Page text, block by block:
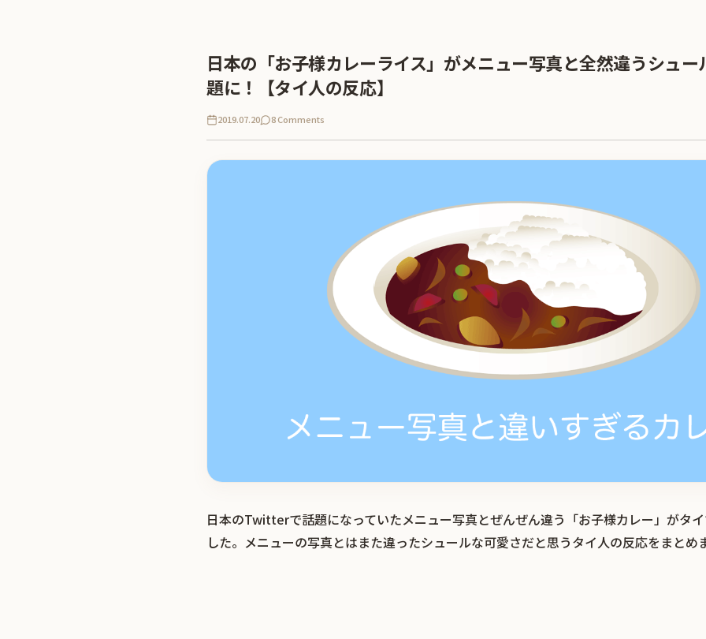
日本の「お子様カレーライス」がメニュー写真と全然違うシュ
題に！【タイ人の反応】
2019.07.20 8 Comments
日本のTwitterで話題になっていたメニュー写真とぜんぜん違う「お子様カレー」がタ
した。メニューの写真とはまた違ったシュールな可愛さだと思うタイ人の反応をまとめ